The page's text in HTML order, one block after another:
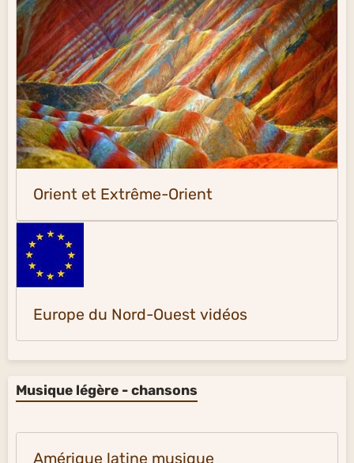
Orient et Extrême-Orient
Europe du Nord-Ouest vidéos
Musique légère - chansons
Amérique latine musique